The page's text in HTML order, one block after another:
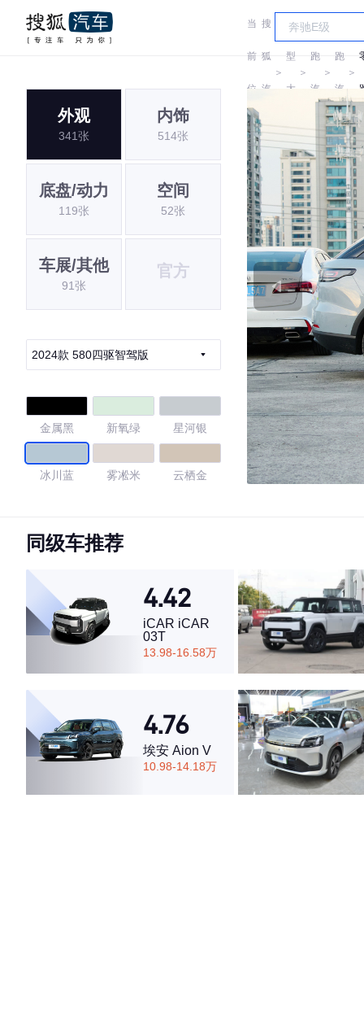
当
前
位
置:
搜
狐
汽
车
＞
车
型
大
＞
零
跑
汽
＞
跑
汽
车
＞
外观
341张
内饰
514张
底盘/动力
119张
空间
52张
车展/其他
91张
官方
2024款 580四驱智驾版
金属黑 新氧绿 星河银
冰川蓝 雾凇米 云栖金
4.73
·外观表现较为优秀，优于59%同级车
·内饰表现较为优秀，优于69%同级车
·空间表现较为优秀，优于67%同级车
同级车推荐
4.42
iCAR iCAR
03T
13.98-16.58万
4.76
埃安 Aion V
10.98-14.18万